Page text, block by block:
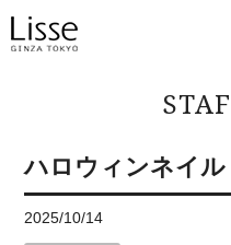
ハロウィンネイル
2025/10/14